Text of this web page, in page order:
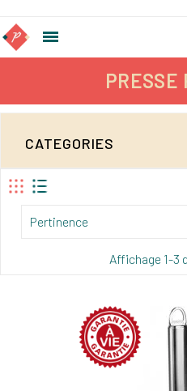

PRESSE
CATEGORIES
Pertinence
Affichage 1-3